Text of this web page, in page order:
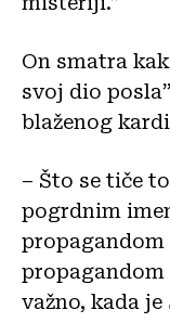
On smatra
svoj dio
blaženog
– Što se tiče
pogrdnim
propagandom
važno, kada